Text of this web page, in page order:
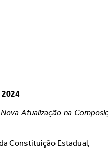
2024
Atualização na
Constituição Estadual,